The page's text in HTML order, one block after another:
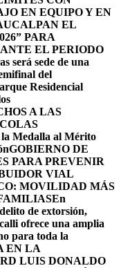
EN EQUIPO Y EN
EL
PARA
EL PERIODO
será sede de una
del
Residencial
A LAS
Medalla al Mérito
GOBIERNO DE
PARA PREVENIR
VIAL
MOVILIDAD MÁS
En
de extorsión,
ofrece una amplia
para toda la
EN LA
LUIS DONALDO